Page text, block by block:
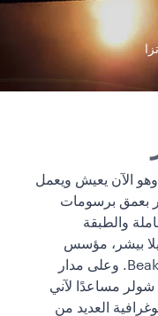
ميونيخ بألمانيا في عام 1968. وهو الآن يعيش ويعمل
بعمق برسومات
والطبقة
بيشر، مؤسس
المدرسة المعروفة باسم Beaker-Schüler. وعلى مدار
1993 إلى 1996، عمل شولر مساعدًا لآني
العديد من